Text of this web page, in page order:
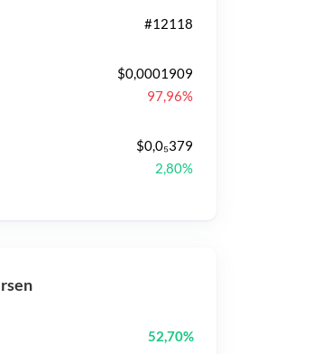
#12118
$0,0001909
97,96%
$0,0₅379
2,80%
52,70%